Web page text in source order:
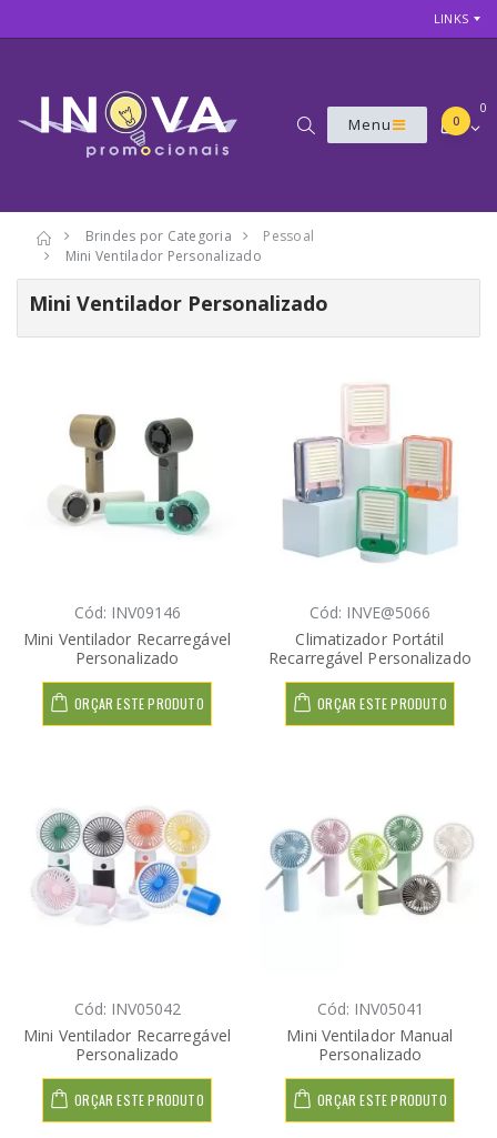
LINKS
Menu
0
0
Brindes por Categoria
Pessoal
Mini Ventilador Personalizado
Mini Ventilador Personalizado
Cód: INV09146
Mini Ventilador Recarregável
Personalizado
ORÇAR ESTE PRODUTO
Cód: INVE@5066
Climatizador Portátil
Recarregável Personalizado
ORÇAR ESTE PRODUTO
Cód: INV05042
Mini Ventilador Recarregável
Personalizado
ORÇAR ESTE PRODUTO
Cód: INV05041
Mini Ventilador Manual
Personalizado
ORÇAR ESTE PRODUTO